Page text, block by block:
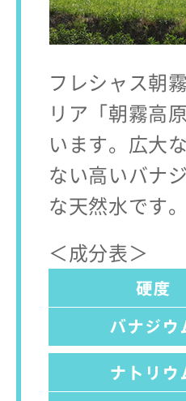
フレシャス朝
リア「朝霧高
います。広大
ない高いバナ
な天然水です。
＜成分表＞